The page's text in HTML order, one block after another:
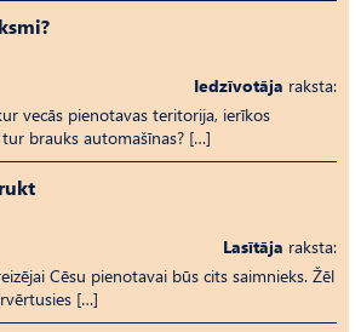
Iedzīvotāja raksta:
vecās pienotavas teritorija, ierīkos
brauks automašīnas? […]
Lasītāja raksta:
Cēsu pienotavai būs cits saimnieks. Žēl
[…]